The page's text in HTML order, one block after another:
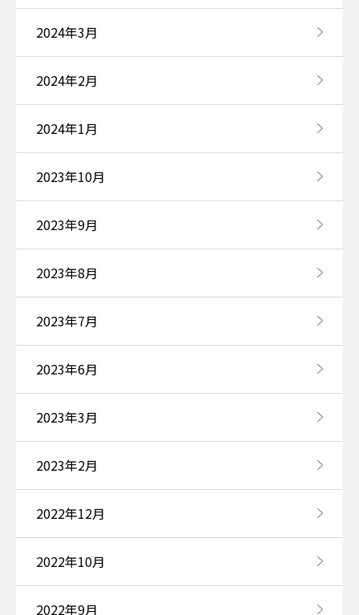
2024年3月
2024年2月
2024年1月
2023年10月
2023年9月
2023年8月
2023年7月
2023年6月
2023年3月
2023年2月
2022年12月
2022年10月
2022年9月